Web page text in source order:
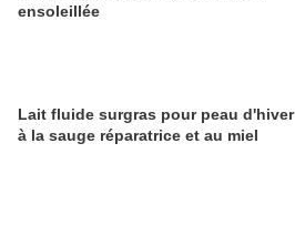
ensoleillée
Lait fluide surgras pour peau d'hiver
à la sauge réparatrice et au miel